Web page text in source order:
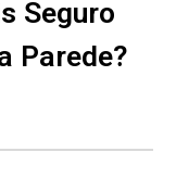
Seguro
Parede?